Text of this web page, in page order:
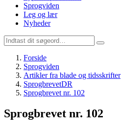
Sprogviden
Leg og lær
Nyheder
Forside
Sprogviden
Artikler fra blade og tidsskrifter
SprogbrevetDR
Sprogbrevet nr. 102
Sprogbrevet nr. 102